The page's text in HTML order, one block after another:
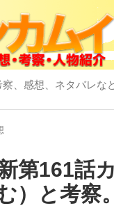
、感想、ネタバレなど
第161話
）と考察